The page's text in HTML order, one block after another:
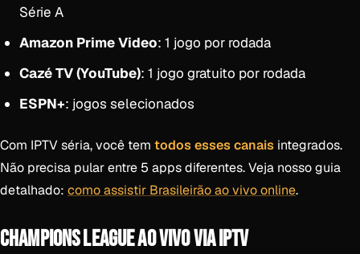
Série A
Amazon Prime Video: 1 jogo por rodada
Cazé TV (YouTube): 1 jogo gratuito por rodada
ESPN+: jogos selecionados
Com IPTV séria, você tem todos esses canais integrados.
Não precisa pular entre 5 apps diferentes. Veja nosso guia
detalhado: como assistir Brasileirão ao vivo online.
CHAMPIONS LEAGUE AO VIVO VIA IPTV